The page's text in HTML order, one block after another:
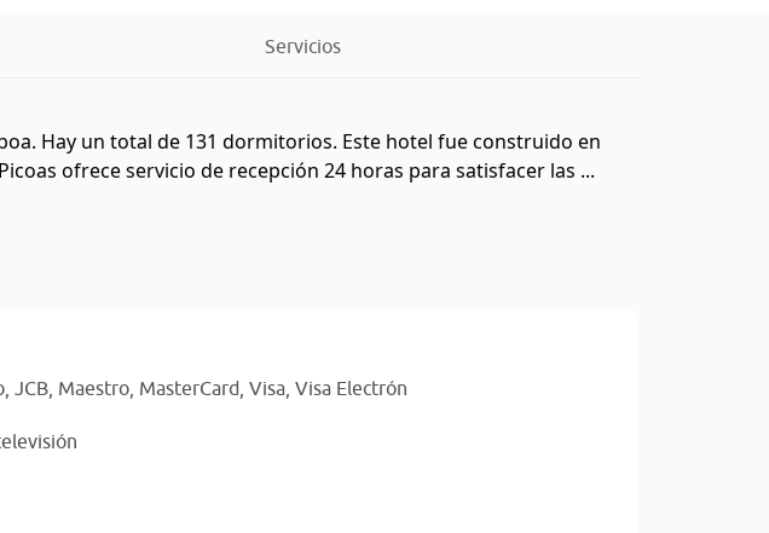
Servicios
Hay un total de 131 dormitorios. Este hotel fue construido en
ofrece servicio de recepción 24 horas para satisfacer las ...
JCB, Maestro, MasterCard, Visa, Visa Electrón